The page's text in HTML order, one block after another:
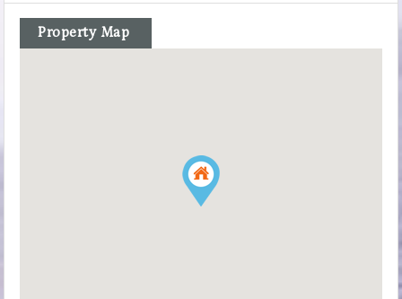
Property Map